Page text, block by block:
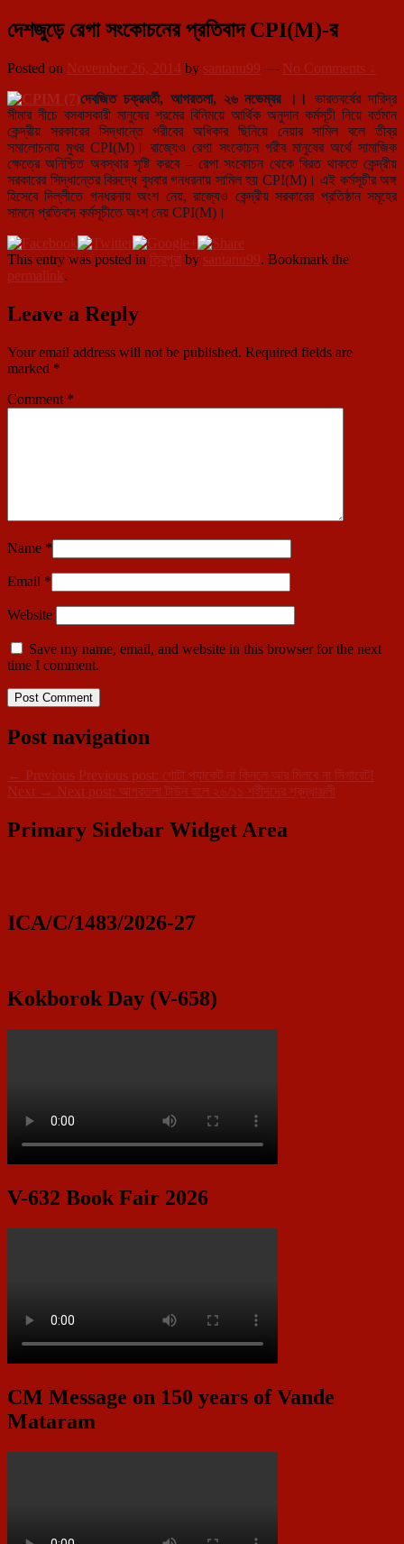
দেশজুড়ে রেগা সংকোচনের প্রতিবাদ CPI(M)-র
Posted on November 26, 2014 by santanu99 — No Comments ↓
দেবজিত চক্রবর্তী, আগরতলা, ২৬ নভেম্বর ।।
ভারতবর্ষের দারিদ্র
সীমার নীচে বসবাসকারী মানুষের শ্রমের বিনিময়ে আর্থিক অনুদান কর্মসূচী নিয়ে বর্তমান
কেন্দ্রীয় সরকারের সিদ্ধান্তে গরীবের অধিকার ছিনিয়ে নেয়ার সামিল বলে তীব্র
সমালোচনায় মুখর CPI(M)। রাজ্যেও রেগা সংকোচন গরীব মানুষের অর্থে সামাজিক
ক্ষেত্রে অনিশ্চিত অবস্থার সৃষ্টি করবে – রেগা সংকোচন থেকে বিরত থাকতে কেন্দ্রীয়
সরকারের সিদ্ধান্তের বিরুদ্ধে বুধবার গনধরনায় সামিল হয় CPI(M)। এই কর্মসূচীর অঙ্গ
হিসেবে দিল্লীতে গনধরনায় অংশ নেয়, রাজ্যেও কেন্দ্রীয় সরকারের প্রতিষ্ঠান সমূহের
সামনে প্রতিবাদ কর্মসূচীতে অংশ নেয় CPI(M)।
This entry was posted in ত্রিপুরা by santanu99. Bookmark the
permalink.
Leave a Reply
Your email address will not be published. Required fields are
marked *
Comment *
Name *
Email *
Website
Save my name, email, and website in this browser for the next
time I comment.
Post navigation
← Previous Previous post:
গোটা প্যাকেট না কিনলে আর মিলবে না সিগারেট!
Next → Next post: আগরতলা টাউন হলে ২৬/১১ শহীদদের শ্রদ্ধাঞ্জলী
Primary Sidebar Widget Area
ICA/C/1483/2026-27
Kokborok Day (V-658)
V-632 Book Fair 2026
CM Message on 150 years of Vande
Mataram